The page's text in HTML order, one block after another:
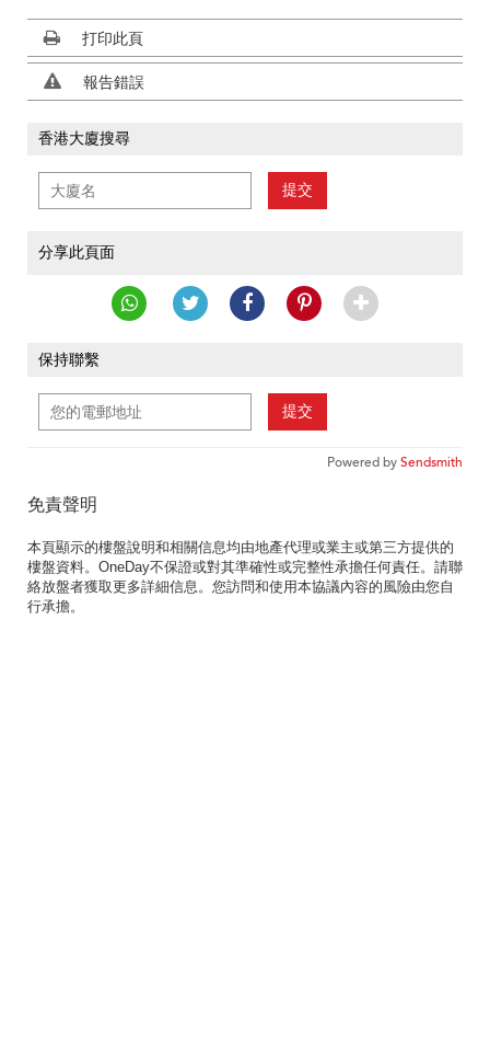
打印此頁
報告錯誤
香港大廈搜尋
提交
分享此頁面
保持聯繫
提交
Powered bySendsmith
免責聲明
本頁顯示的樓盤說明和相關信息均由地產代理或業主或第三方提供的
樓盤資料。OneDay不保證或對其準確性或完整性承擔任何責任。請聯
絡放盤者獲取更多詳細信息。您訪問和使用本協議內容的風險由您自
行承擔。